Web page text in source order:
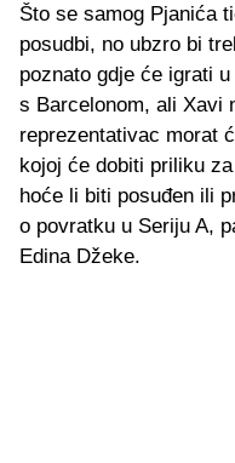
Što se samog Pjanića
posudbi, no ubzro bi
poznato gdje će igrati
s Barcelonom, ali Xavi
reprezentativac morat
kojoj će dobiti priliku
hoće li biti posuđen ili
o povratku u Seriju A,
Edina Džeke.